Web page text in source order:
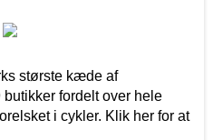
største kæde af
fordelt over hele
i cykler. Klik her for at